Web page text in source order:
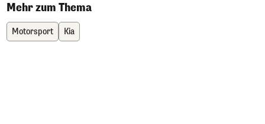
Mehr zum Thema
Motorsport Kia